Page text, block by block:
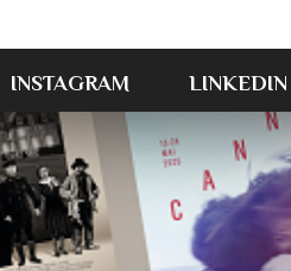
INSTAGRAM LINKEDIN